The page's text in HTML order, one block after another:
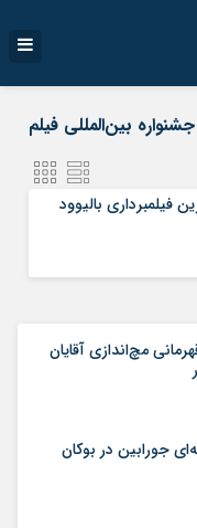
بین‌‌المللی فيلم
فیلمبرداری بالیوود
مچ‌اندازی آقایان
جورابین در بوکان